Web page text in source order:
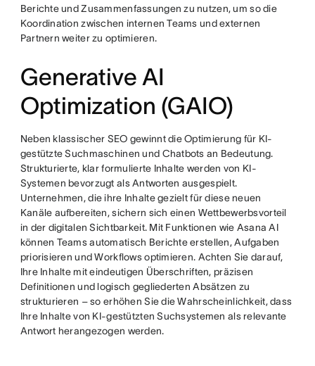
Berichte und Zusammenfassungen zu nutzen, um so die
Koordination zwischen internen Teams und externen
Partnern weiter zu optimieren.
Generative AI
Optimization (GAIO)
Neben klassischer SEO gewinnt die Optimierung für KI-
gestützte Suchmaschinen und Chatbots an Bedeutung.
Strukturierte, klar formulierte Inhalte werden von KI-
Systemen bevorzugt als Antworten ausgespielt.
Unternehmen, die ihre Inhalte gezielt für diese neuen
Kanäle aufbereiten, sichern sich einen Wettbewerbsvorteil
in der digitalen Sichtbarkeit. Mit Funktionen wie Asana AI
können Teams automatisch Berichte erstellen, Aufgaben
priorisieren und Workflows optimieren. Achten Sie darauf,
Ihre Inhalte mit eindeutigen Überschriften, präzisen
Definitionen und logisch gegliederten Absätzen zu
strukturieren – so erhöhen Sie die Wahrscheinlichkeit, dass
Ihre Inhalte von KI-gestützten Suchsystemen als relevante
Antwort herangezogen werden.